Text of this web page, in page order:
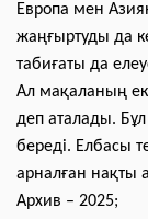
Европа мен
жаңғыртуды да
табиғаты да
Ал мақаланың
деп аталады.
береді. Елбасы
арналған нақты
Архив – 2025;